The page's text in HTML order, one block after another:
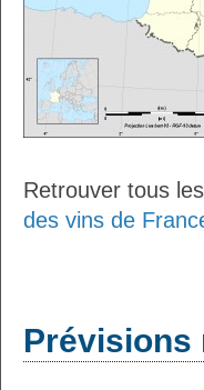
Retrouver tous
des vins de
Prévisions